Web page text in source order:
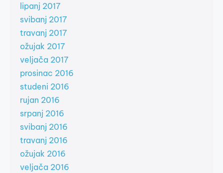
lipanj 2017
svibanj 2017
travanj 2017
ožujak 2017
veljača 2017
prosinac 2016
studeni 2016
rujan 2016
srpanj 2016
svibanj 2016
travanj 2016
ožujak 2016
veljača 2016